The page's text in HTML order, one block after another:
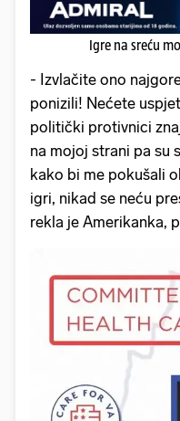
Igre na sreću
- Izvlačite ono
ponizili! Nećete
politički protivnici
na mojoj strani pa su
kako bi me pokušali
igri, nikad se neću
rekla je Amerikanka,